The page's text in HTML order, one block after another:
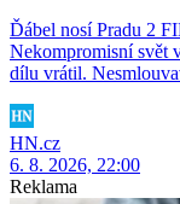
Ďábel nosí Pradu 2
Nekompromisní svět
dílu vrátil.
HN.cz
6. 8. 2026, 22:00
Reklama